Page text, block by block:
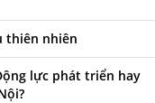
thiên nhiên
lực phát triển hay